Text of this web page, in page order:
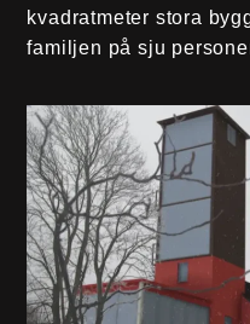
kvadratmeter stora
familjen på sju